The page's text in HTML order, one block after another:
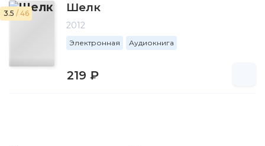
3.5 / 46 Шелк
2012
Электронная Аудиокнига
219 ₽